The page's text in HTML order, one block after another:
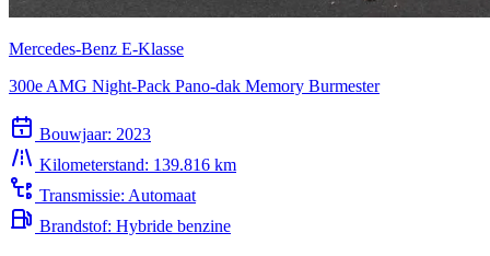
Mercedes-Benz E-Klasse
300e AMG Night-Pack Pano-dak Memory Burmester
Kilometerstand:
Transmissie:Automaat
Brandstof: Hybride benzine
Lease v.a.